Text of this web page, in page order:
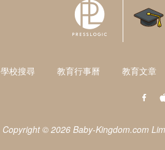
學校搜尋 教育行事曆 教育文章
Copyright © 2026 Baby-Kingdom.com